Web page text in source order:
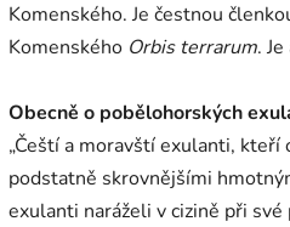
Komenského. Je čestnou
Komenského Orbis terrarum.
Obecně o pobělohorských
„Čeští a moravští exulanti,
podstatně skrovnějšími
exulanti naráželi v cizině při